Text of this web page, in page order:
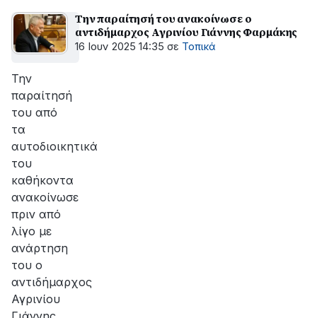
Την παραίτησή του ανακοίνωσε ο
αντιδήμαρχος Αγρινίου Γιάννης Φαρμάκης
16 Ιουν 2025 14:35 σε Τοπικά
Την
παραίτησή
του από
τα
αυτοδιοικητικά
του
καθήκοντα
ανακοίνωσε
πριν από
λίγο με
ανάρτηση
του ο
αντιδήμαρχος
Αγρινίου